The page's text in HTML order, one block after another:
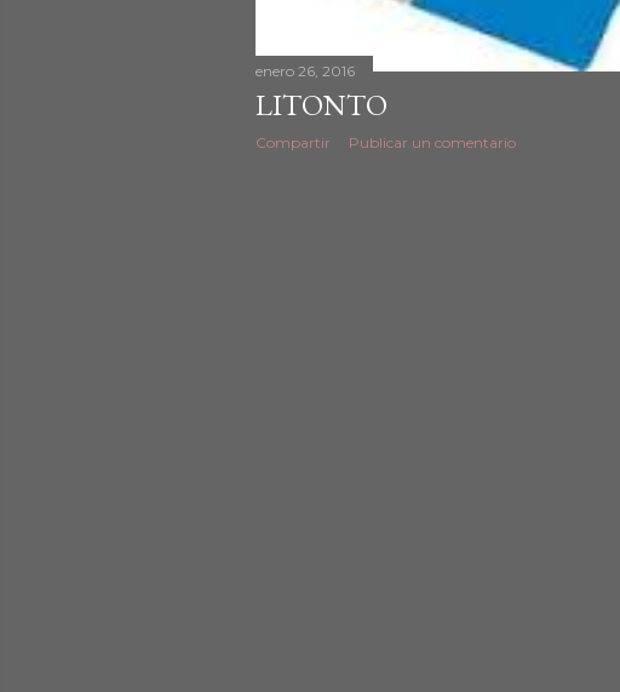
enero 26, 2016
LITONTO
Compartir Publicar un comentario